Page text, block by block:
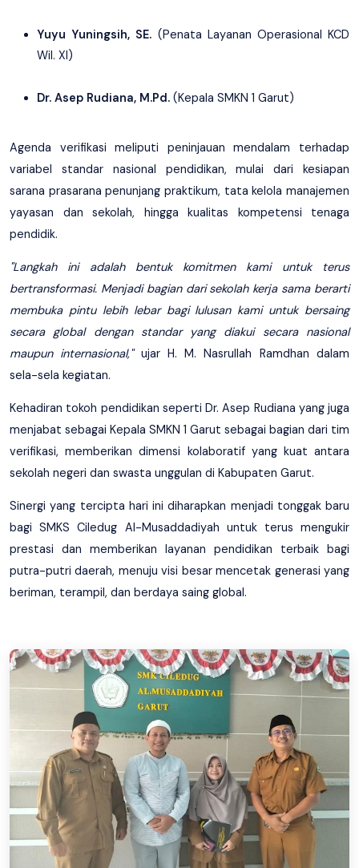
Yuyu Yuningsih, SE. (Penata Layanan Operasional KCD
Wil. XI)
Dr. Asep Rudiana, M.Pd. (Kepala SMKN 1 Garut)
Agenda verifikasi meliputi peninjauan mendalam terhadap
variabel standar nasional pendidikan, mulai dari kesiapan
sarana prasarana penunjang praktikum, tata kelola manajemen
yayasan dan sekolah, hingga kualitas kompetensi tenaga
pendidik.
"Langkah ini adalah bentuk komitmen kami untuk terus
bertransformasi. Menjadi bagian dari sekolah kerja sama berarti
membuka pintu lebih lebar bagi lulusan kami untuk bersaing
secara global dengan standar yang diakui secara nasional
maupun internasional,"ujar H. M. Nasrullah Ramdhan dalam
sela-sela kegiatan.
Kehadiran tokoh pendidikan seperti Dr. Asep Rudiana yang juga
menjabat sebagai Kepala SMKN 1 Garut sebagai bagian dari tim
verifikasi, memberikan dimensi kolaboratif yang kuat antara
sekolah negeri dan swasta unggulan di Kabupaten Garut.
Sinergi yang tercipta hari ini diharapkan menjadi tonggak baru
bagi SMKS Ciledug Al-Musaddadiyah untuk terus mengukir
prestasi dan memberikan layanan pendidikan terbaik bagi
putra-putri daerah, menuju visi besar mencetak generasi yang
beriman, terampil, dan berdaya saing global.